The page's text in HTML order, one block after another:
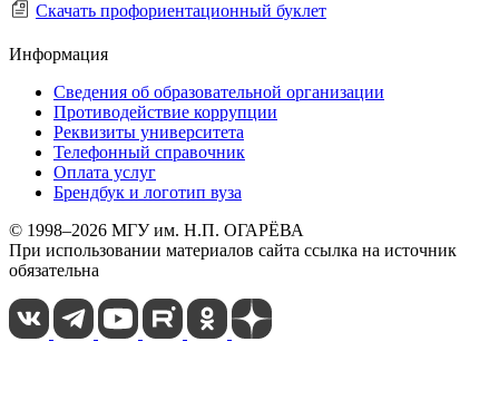
Скачать профориентационный буклет
Информация
Сведения об образовательной организации
Противодействие коррупции
Реквизиты университета
Телефонный справочник
Оплата услуг
Брендбук и логотип вуза
© 1998–2026 МГУ им. Н.П. ОГАРЁВА
При использовании материалов сайта ссылка на источник
обязательна